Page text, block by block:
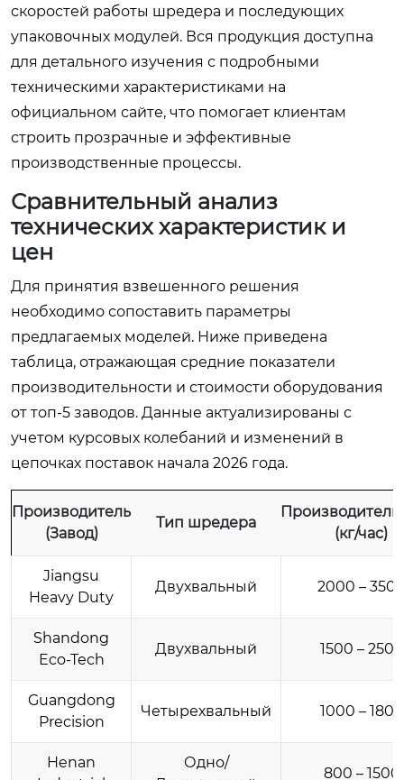
скоростей работы шредера и последующих
упаковочных модулей. Вся продукция доступна
для детального изучения с подробными
техническими характеристиками на
официальном сайте, что помогает клиентам
строить прозрачные и эффективные
производственные процессы.
Сравнительный анализ
технических характеристик и
цен
Для принятия взвешенного решения
необходимо сопоставить параметры
предлагаемых моделей. Ниже приведена
таблица, отражающая средние показатели
производительности и стоимости оборудования
от топ-5 заводов. Данные актуализированы с
учетом курсовых колебаний и изменений в
цепочках поставок начала 2026 года.
Производитель
(Завод)
Тип шредера
(кг/час)
Jiangsu
Heavy Duty
Двухвальный 2000 –
Shandong
Eco-Tech
Двухвальный 1500 – 2500
Guangdong
Precision
Четырехвальный 1000 – 1800
Henan
Одно/
800 – 1500